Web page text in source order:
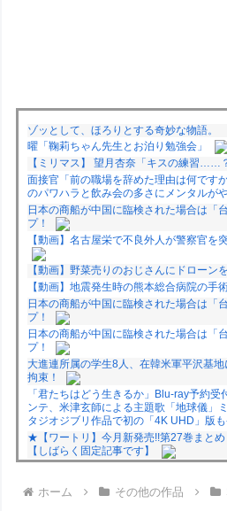
ゾッとして、ほろりとする奇妙な物語。
曜「鞠莉ちゃん先生とお泊り勉強会」
【ミリマス】 望月杏奈「キスの練習……
面接官「前の職場を辞めた理由は何です
のパワハラと飲み会の多さにメンタルが
日本の商船が中国に臨検された場合は「
プ！
【動画】名古屋栄で不良外人が警察官を
【動画】野菜売りのおじさんにドローン
【動画】地震発生時の熊本総合病院の手
日本の商船が中国に臨検された場合は「
プ！
日本の商船が中国に臨検された場合は「
プ！
大進連所属の学生8人、在韓米軍平沢基
拘束！
「君たちはどう生きるか」Blu-ray予約受
ンテ、米津玄師による主題歌「地球儀」
タジオジブリ作品で初の「4K UHD」版も
★【ワートリ】今月新発売!!第27巻まとめ
【しばらく固定記事です】
★【ワートリ】風間隊3人≒忍田単騎くら
ホーム その他の作品